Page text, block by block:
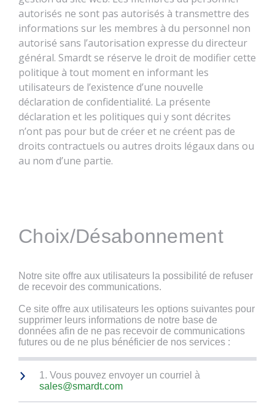
autorisés ne sont pas autorisés à transmettre des
informations sur les membres à du personnel non
autorisé sans l’autorisation expresse du directeur
général. Smardt se réserve le droit de modifier cette
politique à tout moment en informant les
utilisateurs de l’existence d’une nouvelle
déclaration de confidentialité. La présente
déclaration et les politiques qui y sont décrites
n’ont pas pour but de créer et ne créent pas de
droits contractuels ou autres droits légaux dans ou
au nom d’une partie.
Choix/Désabonnement
Notre site offre aux utilisateurs la possibilité de refuser
de recevoir des communications.
Ce site offre aux utilisateurs les options suivantes pour
supprimer leurs informations de notre base de
données afin de ne pas recevoir de communications
futures ou de ne plus bénéficier de nos services :
1. Vous pouvez envoyer un courriel à
sales@smardt.com